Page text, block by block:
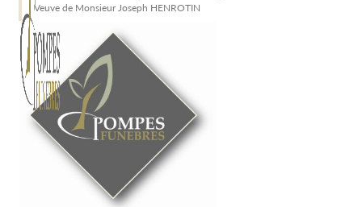
Veuve de Monsieur Joseph HENROTIN